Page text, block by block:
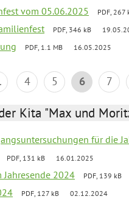
vom 05.06.2025 PDF, 267
PDF, 346 kB
PDF, 1.1 MB 16.05.2025
4 5 6 7
Kita "Max und
für die
PDF, 131 kB 16.01.2025
Jahresende 2024 PDF, 139 kB
PDF, 127 kB 02.12.2024